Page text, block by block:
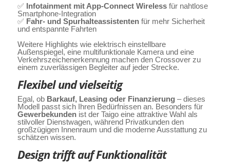
✅ Infotainment mit App-Connect Wirelessfür nahtlose
Smartphone-Integration
✅ Fahr- und Spurhalteassistentenfür mehr Sicherheit
und entspannte Fahrten
Weitere Highlights wie elektrisch einstellbare
Außenspiegel, eine multifunktionale Kamera und eine
Verkehrszeichenerkennung machen den Crossover zu
einem zuverlässigen Begleiter auf jeder Strecke.
Flexibel und vielseitig
Egal, ob Barkauf, Leasing oder Finanzierung – dieses
Modell passt sich Ihren Bedürfnissen an. Besonders für
Gewerbekundenist der Taigo eine attraktive Wahl als
stilvoller Dienstwagen, während Privatkunden den
großzügigen Innenraum und die moderne Ausstattung zu
schätzen wissen.
Design trifft auf Funktionalität